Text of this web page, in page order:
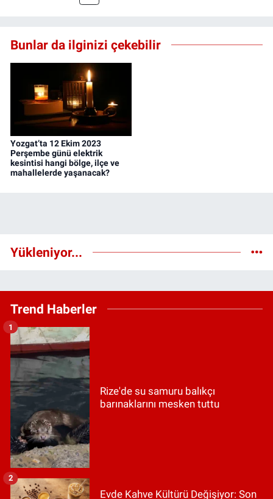
Bunlar da ilginizi çekebilir
Yozgat’ta 12 Ekim 2023
Perşembe günü elektrik
kesintisi hangi bölge, ilçe ve
mahallelerde yaşanacak?
Yükleniyor...
Trend Haberler
Rize'de su samuru balıkçı
barınaklarını mesken tuttu
1
Evde Kahve Kültürü Değişiyor: Son
2